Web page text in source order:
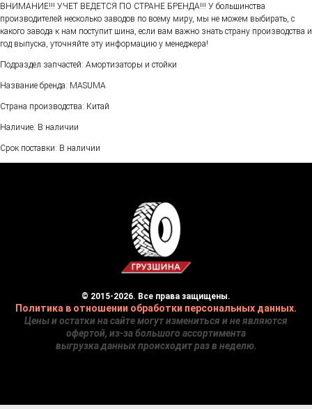
ВНИМАНИЕ!!! УЧЕТ ВЕДЕТСЯ ПО СТРАНЕ БРЕНДА!!! У большинства
производителей несколько заводов по всему миру, мы не можем выбирать, с
какого завода к нам поступит шина, если вам важно знать страну производства и
год выпуска, уточняйте эту информацию у менеджера!
Подраздел запчастей: Амортизаторы и стойки
Название бренда: MASUMA
Страна производства: Китай
Наличие: В наличии
Срок поставки: В наличии
© 2015-2026. Все права защищены.
Политика в отношении обработки персональных данных.
Цены и остатки на сайте могут измениться и не являются
офертой, из-за большого ассортимента
выгрузка данных происходит раз в неделю.